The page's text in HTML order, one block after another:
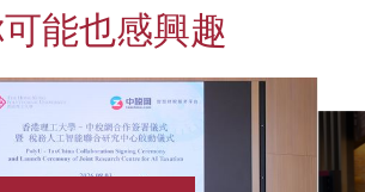
能也感興趣